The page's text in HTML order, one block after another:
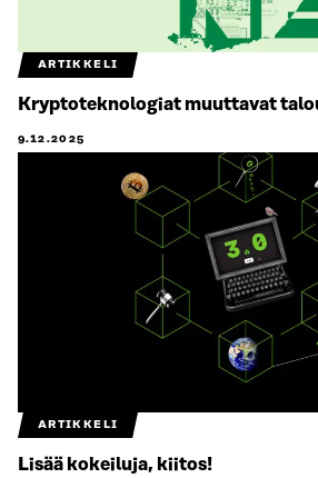
ARTIKKELI
Kryptoteknologiat muuttavat
9.12.2025
ARTIKKELI
Lisää kokeiluja, kiitos!